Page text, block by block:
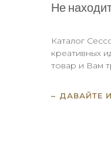
Не
Каталог
креативных
товар и Вам
ДАВАЙТЕ